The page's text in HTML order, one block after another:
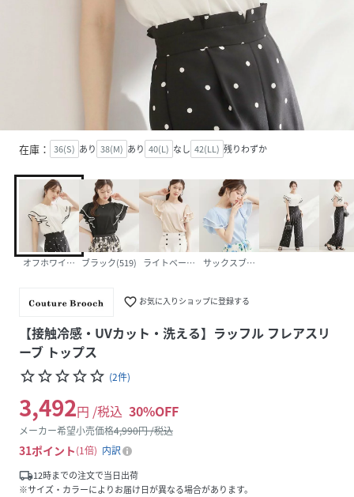
在庫： 36(S) あり 38(M) あり 40(L) なし 42(LL) 残りわずか
オフホワイト(503)ブラック(519) ライトベージュ(551)サックスブルー(590)
favorite_border お気に入りショップに登録する
【接触冷感・UVカット・洗える】ラッフル フレアスリ
ーブ トップス
star_borderstar_borderstar_borderstar_borderstar_border (2件)
3,492円 /税込 30%OFF
メーカー希望小売価格4,990円 /税込
31ポイント 1倍
内訳
local_shipping12時までの注文で当日出荷
※サイズ・カラーによりお届け日が異なる場合があります。